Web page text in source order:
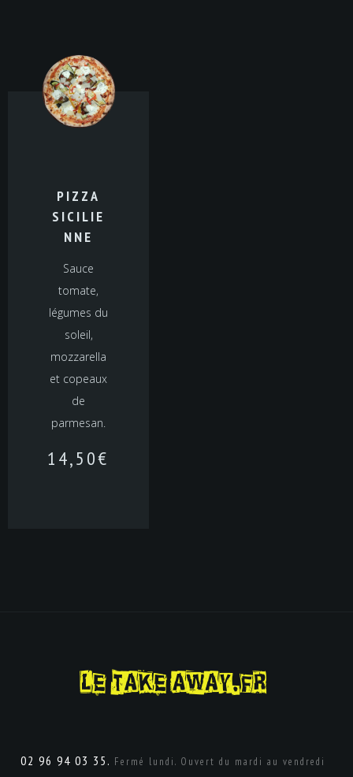
PIZZA
SICILIE
NNE
Sauce
tomate,
légumes du
soleil,
mozzarella
et copeaux
de
parmesan.
14,50€
02 96 94 03 35. Fermé lundi. Ouvert du mardi au vendredi